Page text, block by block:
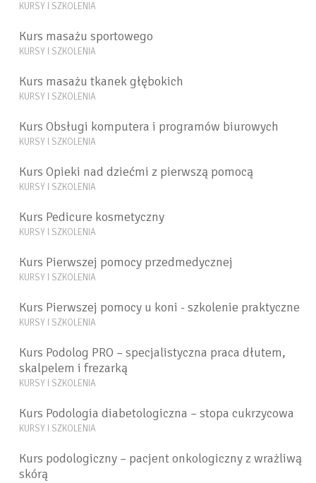
KURSY I SZKOLENIA
Kurs masażu sportowego
KURSY I SZKOLENIA
Kurs masażu tkanek głębokich
KURSY I SZKOLENIA
Kurs Obsługi komputera i programów biurowych
KURSY I SZKOLENIA
Kurs Opieki nad dziećmi z pierwszą pomocą
KURSY I SZKOLENIA
Kurs Pedicure kosmetyczny
KURSY I SZKOLENIA
Kurs Pierwszej pomocy przedmedycznej
KURSY I SZKOLENIA
Kurs Pierwszej pomocy u koni - szkolenie praktyczne
KURSY I SZKOLENIA
Kurs Podolog PRO – specjalistyczna praca dłutem,
skalpelem i frezarką
KURSY I SZKOLENIA
Kurs Podologia diabetologiczna – stopa cukrzycowa
KURSY I SZKOLENIA
Kurs podologiczny – pacjent onkologiczny z wrażliwą
skórą